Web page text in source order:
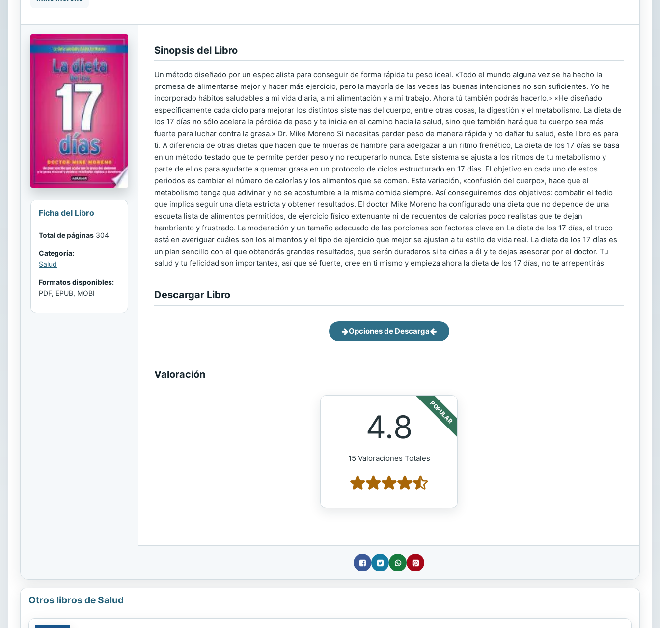
Ficha del Libro
Total de páginas 304
Categoría:
Salud
Formatos disponibles:
PDF, EPUB, MOBI
Sinopsis del Libro
Un método diseñado por un especialista para conseguir de forma rápida tu peso ideal. «Todo el mundo alguna vez se ha hecho la
promesa de alimentarse mejor y hacer más ejercicio, pero la mayoría de las veces las buenas intenciones no son suficientes. Yo he
incorporado hábitos saludables a mi vida diaria, a mi alimentación y a mi trabajo. Ahora tú también podrás hacerlo.» «He diseñado
específicamente cada ciclo para mejorar los distintos sistemas del cuerpo, entre otras cosas, la digestión y el metabolismo. La dieta de
los 17 días no sólo acelera la pérdida de peso y te inicia en el camino hacia la salud, sino que también hará que tu cuerpo sea más
fuerte para luchar contra la grasa.» Dr. Mike Moreno Si necesitas perder peso de manera rápida y no dañar tu salud, este libro es para
ti. A diferencia de otras dietas que hacen que te mueras de hambre para adelgazar a un ritmo frenético, La dieta de los 17 días se basa
en un método testado que te permite perder peso y no recuperarlo nunca. Este sistema se ajusta a los ritmos de tu metabolismo y
parte de ellos para ayudarte a quemar grasa en un protocolo de ciclos estructurado en 17 días. El objetivo en cada uno de estos
periodos es cambiar el número de calorías y los alimentos que se comen. Esta variación, «confusión del cuerpo», hace que el
metabolismo tenga que adivinar y no se acostumbre a la misma comida siempre. Así conseguiremos dos objetivos: combatir el tedio
que implica seguir una dieta estricta y obtener resultados. El doctor Mike Moreno ha configurado una dieta que no depende de una
escueta lista de alimentos permitidos, de ejercicio físico extenuante ni de recuentos de calorías poco realistas que te dejan
hambriento y frustrado. La moderación y un tamaño adecuado de las porciones son factores clave en La dieta de los 17 días, el truco
está en averiguar cuáles son los alimentos y el tipo de ejercicio que mejor se ajustan a tu estilo de vida real. La dieta de los 17 días es
un plan sencillo con el que obtendrás grandes resultados, que serán duraderos si te ciñes a él y te dejas asesorar por el doctor. Tu
salud y tu felicidad son importantes, así que sé fuerte, cree en ti mismo y empieza ahora la dieta de los 17 días, no te arrepentirás.
Descargar Libro
Opciones de Descarga
Valoración
POPULAR
4.8
15 Valoraciones Totales
Otros libros de Salud